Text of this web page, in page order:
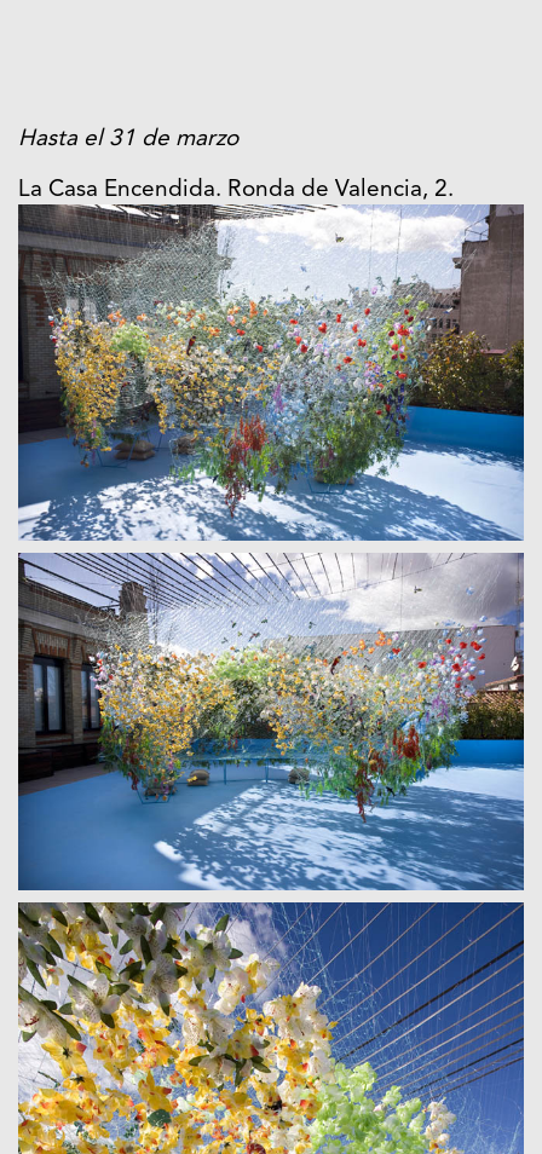
Hasta el 31 de marzo
La Casa Encendida. Ronda de Valencia, 2.